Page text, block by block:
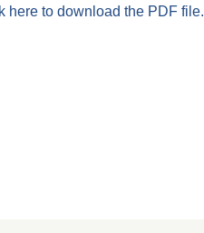
here to download the PDF file.